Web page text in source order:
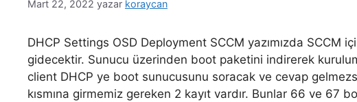
Mart 22, 2022 yazar koraycan
DHCP Settings OSD Deployment SCCM yazımızda SCCM
gidecektir. Sunucu üzerinden boot paketini indirerek
client DHCP ye boot sunucusunu soracak ve cevap
kısmına girmemiz gereken 2 kayıt vardır. Bunlar 66 ve 67